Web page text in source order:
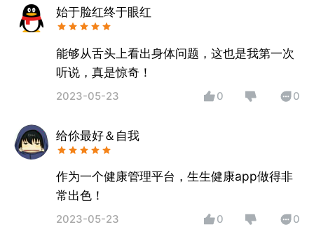
始于脸红终于眼红
能够从舌头上看出身体问题，这也是我第一次
听说，真是惊奇！
2023-05-23 0 0
给伱最好＆自我
作为一个健康管理平台，生生健康app做得非
常出色！
2023-05-23 0 0